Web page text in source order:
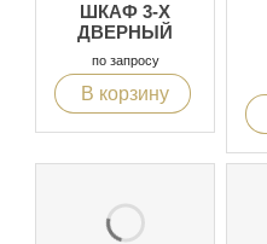
ШКАФ 3-Х
ДВЕРНЫЙ
по запросу
В корзину